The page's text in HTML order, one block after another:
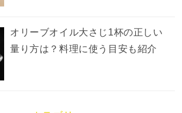
オリーブオイル大さじ1杯の正しい
量り方は？料理に使う目安も紹介